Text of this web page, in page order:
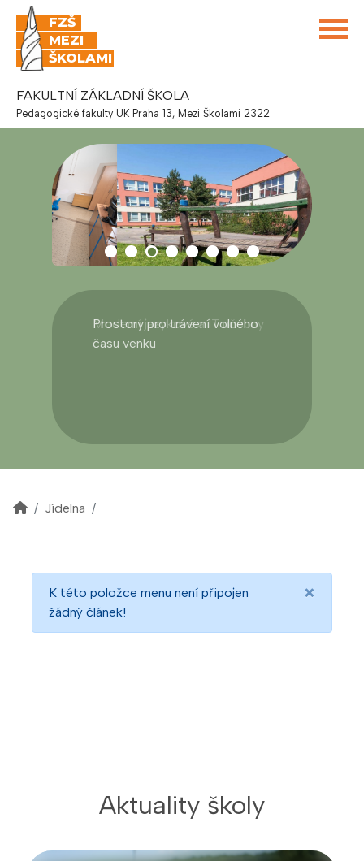
FZŠ
MEZI
ŠKOLAMI
FAKULTNÍ ZÁKLADNÍ ŠKOLA
Pedagogické fakulty UK Praha 13, Mezi Školami 2322
Prostory pro trávení volného
času venku
Jídelna
×
K této položce menu není připojen
žádný článek!
Aktuality školy